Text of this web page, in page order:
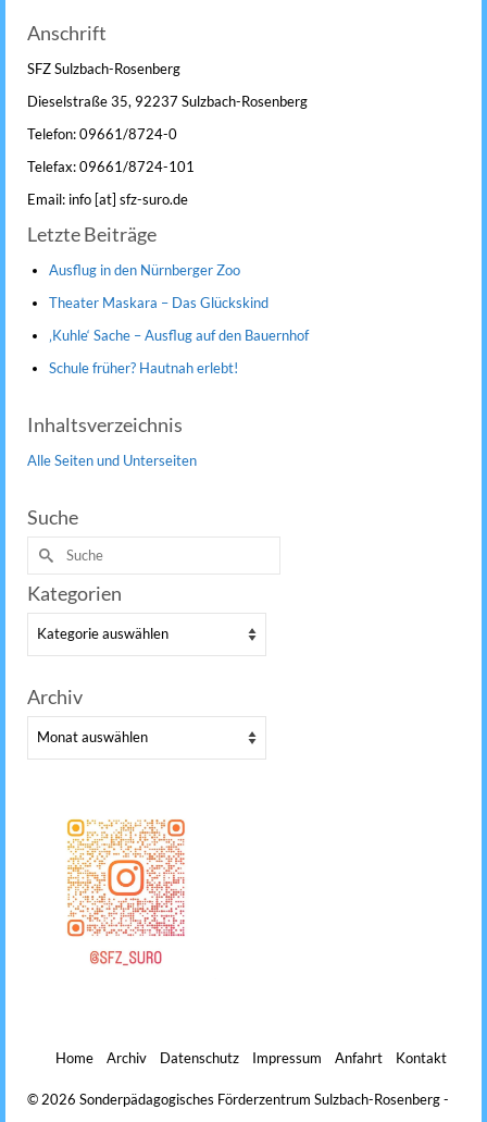
Anschrift
SFZ Sulzbach-Rosenberg
Dieselstraße 35, 92237 Sulzbach-Rosenberg
Telefon: 09661/8724-0
Telefax: 09661/8724-101
Email: info [at] sfz-suro.de
Letzte Beiträge
Ausflug in den Nürnberger Zoo
Theater Maskara – Das Glückskind
‚Kuhle‘ Sache – Ausflug auf den Bauernhof
Schule früher? Hautnah erlebt!
Inhaltsverzeichnis
Alle Seiten und Unterseiten
Suche
Suche
nach:
Kategorien
Kategorien
Archiv
Archiv
Home Archiv Datenschutz Impressum Anfahrt Kontakt
© 2026 Sonderpädagogisches Förderzentrum Sulzbach-Rosenberg -